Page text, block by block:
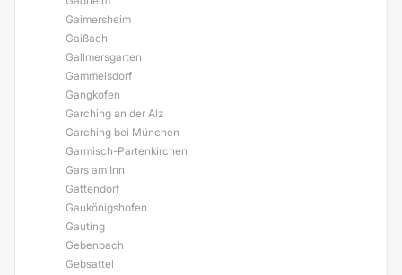
Gaimersheim
Gaißach
Gallmersgarten
Gammelsdorf
Gangkofen
Garching an der Alz
Garching bei München
Garmisch-Partenkirchen
Gars am Inn
Gattendorf
Gaukönigshofen
Gauting
Gebenbach
Gebsattel